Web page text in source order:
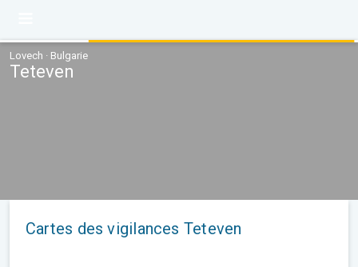
Lovech · Bulgarie
Teteven
Cartes des vigilances Teteven